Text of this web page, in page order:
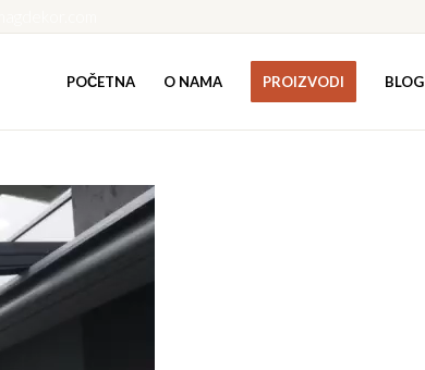
POČETNA O NAMA PROIZVODI BLOG